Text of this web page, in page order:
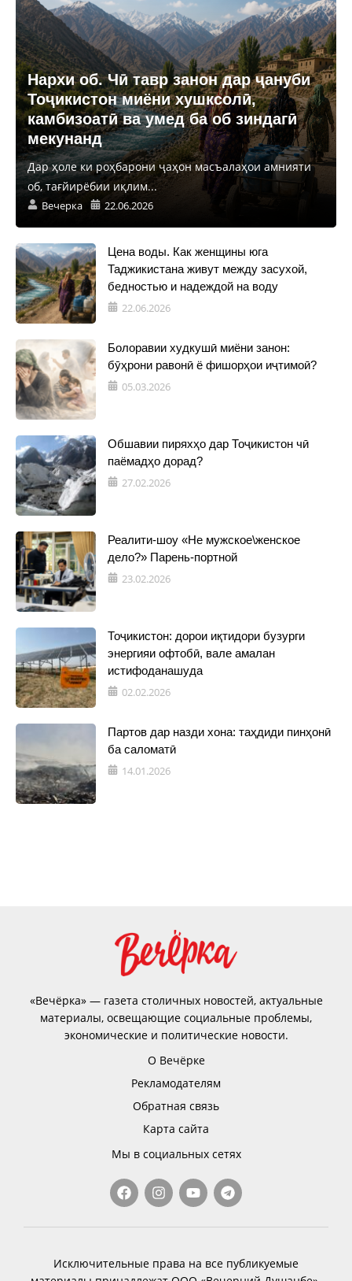
Нархи об. Чӣ тавр занон дар ҷануби
Тоҷикистон миёни хушксолӣ,
камбизоатӣ ва умед ба об зиндагӣ
мекунанд
Дар ҳоле ки роҳбарони ҷаҳон масъалаҳои амнияти
об, тағйирёбии иқлим...
Вечерка 22.06.2026
Цена воды. Как женщины юга
Таджикистана живут между засухой,
бедностью и надеждой на воду
22.06.2026
Болоравии худкушӣ миёни занон:
бӯҳрони равонӣ ё фишорҳои иҷтимоӣ?
05.03.2026
Обшавии пиряхҳо дар Тоҷикистон чӣ
паёмадҳо дорад?
27.02.2026
Реалити-шоу «Не мужское\женское
дело?» Парень-портной
23.02.2026
Тоҷикистон: дорои иқтидори бузурги
энергияи офтобӣ, вале амалан
истифоданашуда
02.02.2026
Партов дар назди хона: таҳдиди пинҳонӣ
ба саломатӣ
14.01.2026
«Вечёрка» — газета столичных новостей, актуальные
материалы, освещающие социальные проблемы,
экономические и политические новости.
О Вечёрке
Рекламодателям
Обратная связь
Карта сайта
Мы в социальных сетях
Исключительные права на все публикуемые